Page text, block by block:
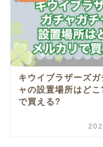
キウイブラザーズガ
ャの設置場所はどこ
で買える?